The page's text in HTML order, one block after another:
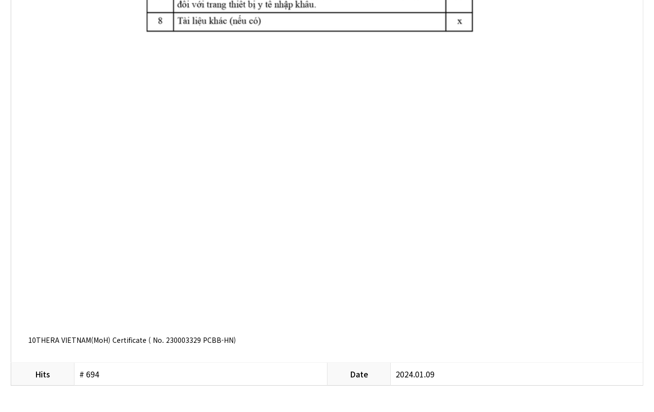
10THERA VIETNAM(MoH) Certificate ( No. 230003329 PCBB-HN)
Hits # 694 Date 2024.01.09